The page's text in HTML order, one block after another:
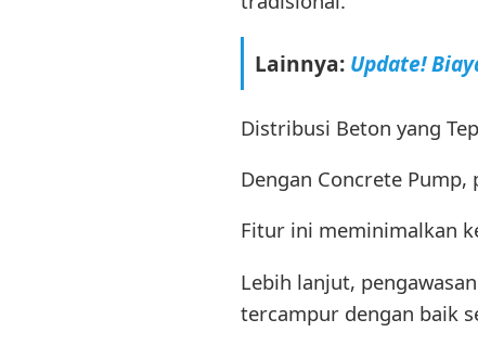
Lainnya: Update!
Distribusi Beton yang
Dengan Concrete
Fitur ini meminimalkan
Lebih lanjut,
tercampur dengan baik